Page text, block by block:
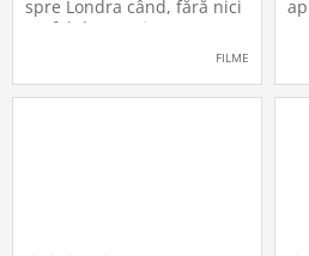
spre Londra când, fără nici
un fel de avertisment,
pasagerii încep să dispară
locurile lor. Teroarea și
FILME